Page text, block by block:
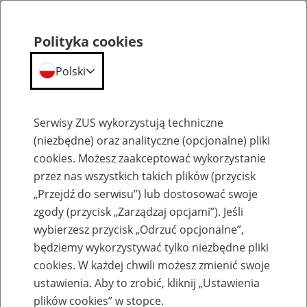
Emerytury
Baza zlikwidowanych lub
przekształconych zakładów pracy
Polityka cookies
Polski
Serwisy ZUS wykorzystują techniczne
(niezbędne) oraz analityczne (opcjonalne) pliki
cookies. Możesz zaakceptować wykorzystanie
przez nas wszystkich takich plików (przycisk
„Przejdź do serwisu”) lub dostosować swoje
zgody (przycisk „Zarządzaj opcjami”). Jeśli
wybierzesz przycisk „Odrzuć opcjonalne”,
będziemy wykorzystywać tylko niezbędne pliki
cookies. W każdej chwili możesz zmienić swoje
ustawienia. Aby to zrobić, kliknij „Ustawienia
plików cookies” w stopce.